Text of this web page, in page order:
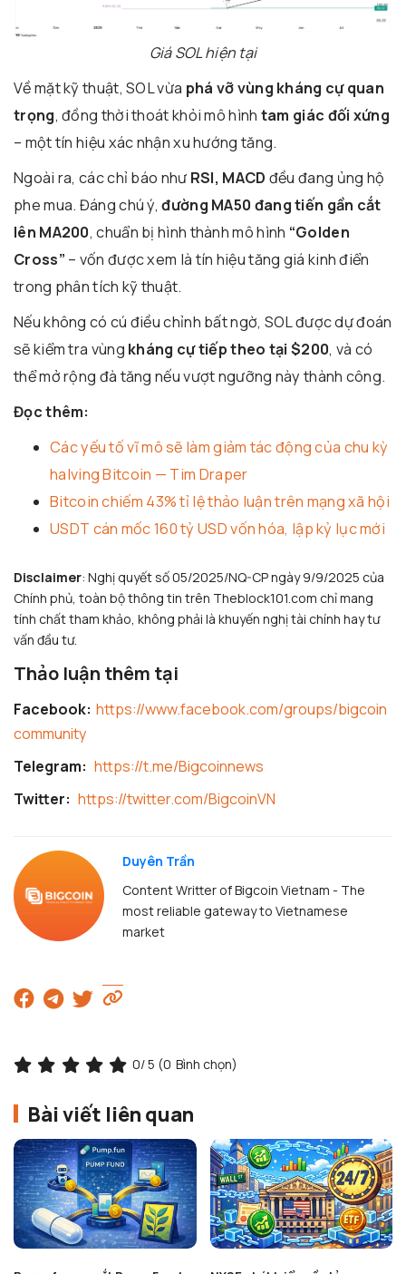
Giá SOL hiện tại
Về mặt kỹ thuật, SOL vừa phá vỡ vùng kháng cự quan
trọng, đồng thời thoát khỏi mô hình tam giác đối xứng
– một tín hiệu xác nhận xu hướng tăng.
Ngoài ra, các chỉ báo như RSI, MACD đều đang ủng hộ
phe mua. Đáng chú ý,đường MA50 đang tiến gần cắt
lên MA200, chuẩn bị hình thành mô hình “Golden
Cross” – vốn được xem là tín hiệu tăng giá kinh điển
trong phân tích kỹ thuật.
Nếu không có cú điều chỉnh bất ngờ, SOL được dự đoán
sẽ kiểm tra vùng kháng cự tiếp theo tại $200, và có
thể mở rộng đà tăng nếu vượt ngưỡng này thành công.
Đọc thêm:
Các yếu tố vĩ mô sẽ làm giảm tác động của chu kỳ
halving Bitcoin — Tim Draper
Bitcoin chiếm 43% tỉ lệ thảo luận trên mạng xã hội
USDT cán mốc 160 tỷ USD vốn hóa, lập kỷ lục mới
Disclaimer: Nghị quyết số 05/2025/NQ-CP ngày 9/9/2025 của
Chính phủ, toàn bộ thông tin trên Theblock101.com chỉ mang
tính chất tham khảo, không phải là khuyến nghị tài chính hay tư
vấn đầu tư.
Thảo luận thêm tại
Facebook: https://www.facebook.com/groups/bigcoin
community
Telegram: https://t.me/Bigcoinnews
Twitter: https://twitter.com/BigcoinVN
Duyên Trần
Content Writter of Bigcoin Vietnam - The
most reliable gateway to Vietnamese
market
0/ 5 (0 Bình chọn)
Bài viết liên quan